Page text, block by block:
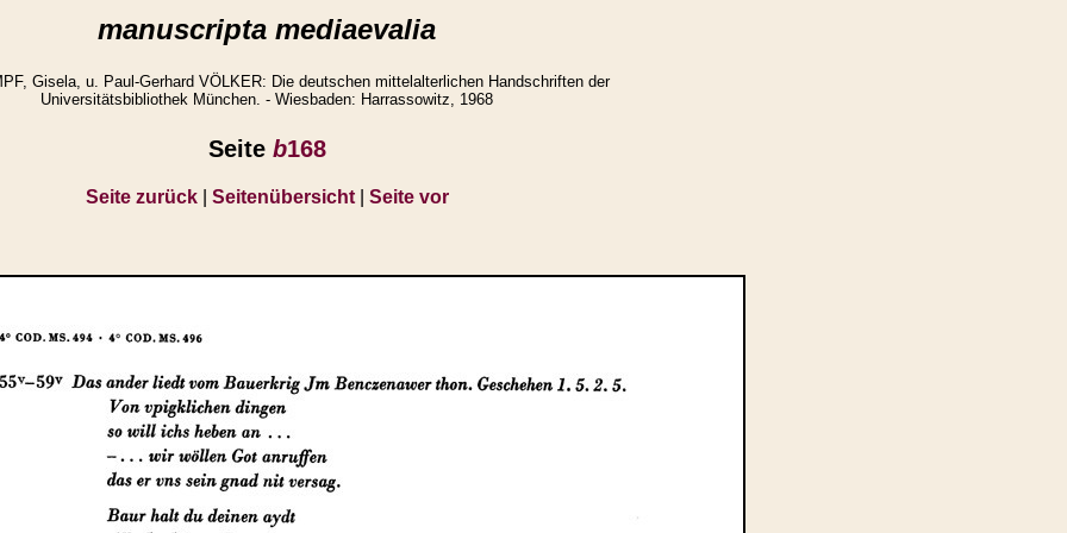
manuscripta mediaevalia
Gisela, u. Paul-Gerhard VÖLKER: Die deutschen mittelalterlichen Handschriften der
Universitätsbibliothek München. - Wiesbaden: Harrassowitz, 1968
Seite b168
Seite zurück| Seitenübersicht| Seite vor